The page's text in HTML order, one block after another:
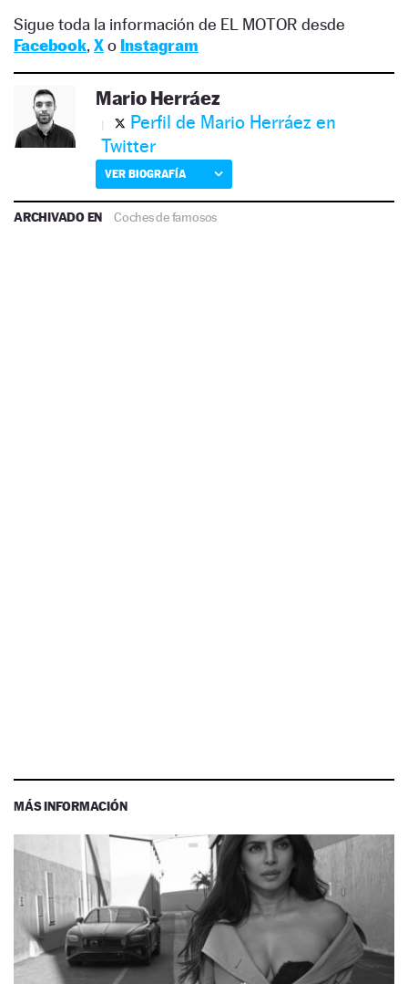
Sigue toda la información de EL MOTOR desde
Facebook, Xo Instagram
Mario Herráez
Perfil de Mario Herráez en
Twitter
VER BIOGRAFÍA
ARCHIVADO EN Coches de famosos
MÁS INFORMACIÓN